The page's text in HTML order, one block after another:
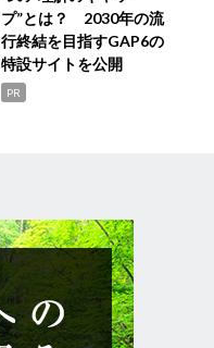
プ”とは？ 2030年の流
行終結を目指すGAP6の
特設サイトを公開
PR